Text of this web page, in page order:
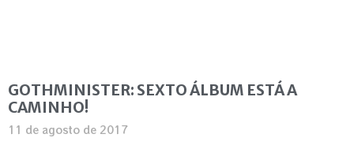
GOTHMINISTER: SEXTO ÁLBUM ESTÁ A
CAMINHO!
11 de agosto de 2017